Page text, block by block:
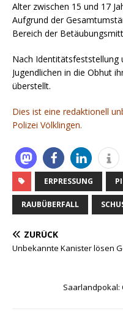
Alter zwischen 15 und 17
Aufgrund der
Bereich der
Nach Identitätsfeststellung
Jugendlichen in die Obhut
überstellt.
Dies ist eine redaktionell
Polizei Völklingen.
ERPRESSUNG
RAUBÜBERFALL
ZURÜCK
Unbekannte Kanister lösen
Saarlandpokal: